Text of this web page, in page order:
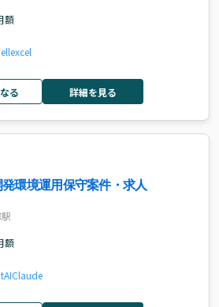
額
excel
る 詳細を見る
発環境運用保守案件・求人
額
AIClaude